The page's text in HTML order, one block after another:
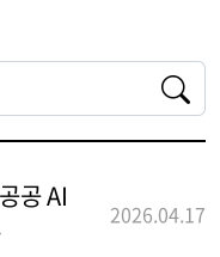
공 AI
2026.04.17